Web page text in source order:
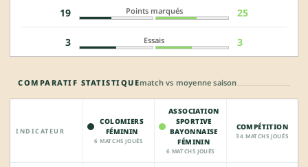
19 Points marqués 25
3 Essais 3
COMPARATIF STATISTIQUEmatch vs moyenne saison
INDICATEUR
COLOMIERS
FÉMININ
6 MATCHS JOUÉS
ASSOCIATION
SPORTIVE
BAYONNAISE
FÉMININ
6 MATCHS JOUÉS
COMPÉTITION
34 MATCHS JOUÉS